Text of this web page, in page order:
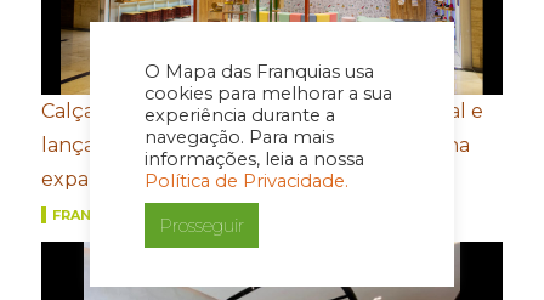
O Mapa das Franquias usa
cookies para melhorar a sua
experiência durante a
navegação. Para mais
informações, leia a nossa
Política de Privacidade.
Prosseguir
Calçados Bibi amplia presença internacional e
lança e-commerce em Honduras de olho na
expansão na América Central
FRANQUIAS